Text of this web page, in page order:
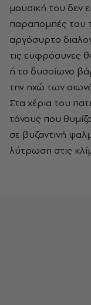
μουσική του δεν
παραπομπές του
αργόσυρτο
τις ευφρόσυνες
ή το δυσοίωνο
την ηχώ των
Στα χέρια του
τόνους που
σε βυζαντινή
λύτρωση στις